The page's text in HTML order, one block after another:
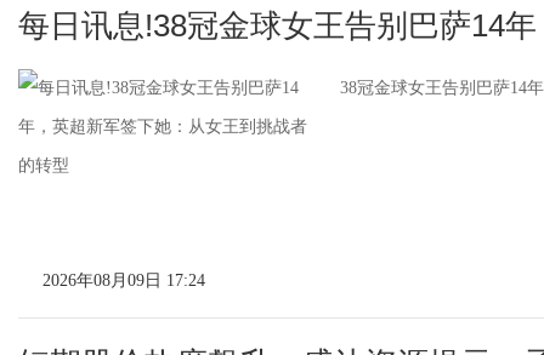
每日讯息!38冠金球女王告别巴萨14
38冠金球女王告别巴萨14
2026年08月09日 17:24